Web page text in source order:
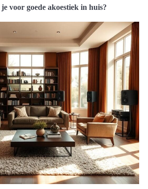
voor goede akoestiek in huis?